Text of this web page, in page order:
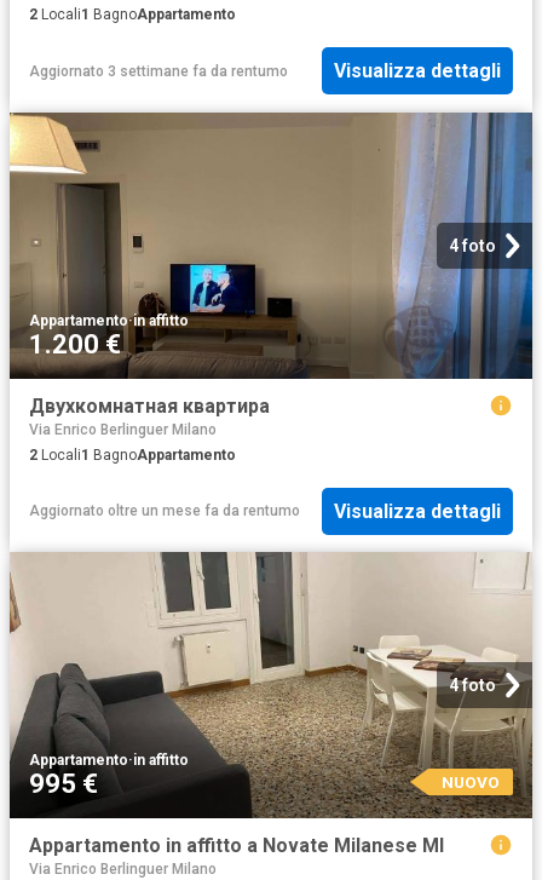
2 Locali1 BagnoAppartamento
Aggiornato 3 settimane fa da rentumo Visualizza dettagli
4 foto
Appartamento·in affitto
1.200 €
Двухкомнатная квартира
Via Enrico Berlinguer Milano
2 Locali1 BagnoAppartamento
Aggiornato oltre un mese fa da rentumo Visualizza dettagli
4 foto
Appartamento·in affitto
995 € NUOVO
Appartamento in affitto a Novate Milanese MI
Via Enrico Berlinguer Milano